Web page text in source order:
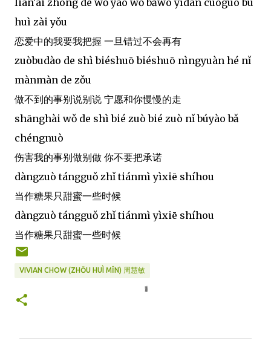
liàn'ài zhōng de wǒ yào wǒ bǎwò yídàn cuòguò bú
huì zài yǒu
恋爱中的我要我把握 一旦错过不会再有
zuòbudào de shì biéshuō biéshuō nìngyuàn hé nǐ
mànmàn de zǒu
做不到的事别说别说 宁愿和你慢慢的走
shānghài wǒ de shì bié zuò bié zuò nǐ búyào bǎ
chéngnuò
伤害我的事别做别做 你不要把承诺
dàngzuò tángguǒ zhǐ tiánmì yìxiē shíhou
当作糖果只甜蜜一些时候
dàngzuò tángguǒ zhǐ tiánmì yìxiē shíhou
当作糖果只甜蜜一些时候
VIVIAN CHOW (ZHŌU HUÌ MǏN) 周慧敏